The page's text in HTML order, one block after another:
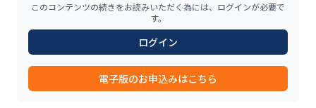
このコンテンツの続きをお読みいただく為には、ログインが必要で
す。
ログイン
電子版のお申込みはこちら